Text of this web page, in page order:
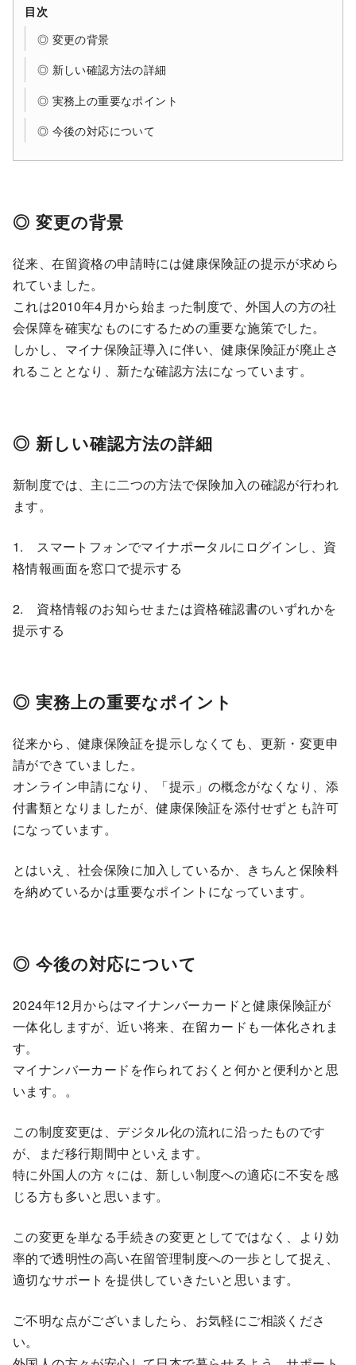
目次
◎ 変更の背景
◎ 新しい確認方法の詳細
◎ 実務上の重要なポイント
◎ 今後の対応について
◎ 変更の背景
従来、在留資格の申請時には健康保険証の提示が求めら
れていました。
これは2010年4月から始まった制度で、外国人の方の社
会保障を確実なものにするための重要な施策でした。
しかし、マイナ保険証導入に伴い、健康保険証が廃止さ
れることとなり、新たな確認方法になっています。
◎ 新しい確認方法の詳細
新制度では、主に二つの方法で保険加入の確認が行われ
ます。
1. スマートフォンでマイナポータルにログインし、資
格情報画面を窓口で提示する
2. 資格情報のお知らせまたは資格確認書のいずれかを
提示する
◎ 実務上の重要なポイント
従来から、健康保険証を提示しなくても、更新・変更申
請ができていました。
オンライン申請になり、「提示」の概念がなくなり、添
付書類となりましたが、健康保険証を添付せずとも許可
になっています。
とはいえ、社会保険に加入しているか、きちんと保険料
を納めているかは重要なポイントになっています。
◎ 今後の対応について
2024年12月からはマイナンバーカードと健康保険証が
一体化しますが、近い将来、在留カードも一体化されま
す。
マイナンバーカードを作られておくと何かと便利かと思
います。。
この制度変更は、デジタル化の流れに沿ったものです
が、まだ移行期間中といえます。
特に外国人の方々には、新しい制度への適応に不安を感
じる方も多いと思います。
この変更を単なる手続きの変更としてではなく、より効
率的で透明性の高い在留管理制度への一歩として捉え、
適切なサポートを提供していきたいと思います。
ご不明な点がございましたら、お気軽にご相談くださ
い。